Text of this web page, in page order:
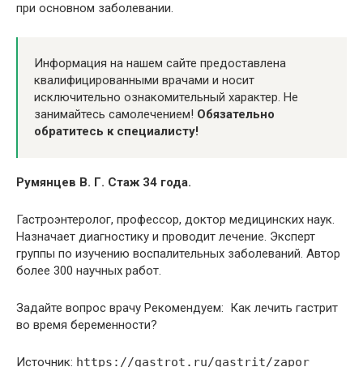
при основном заболевании.
Информация на нашем сайте предоставлена
квалифицированными врачами и носит
исключительно ознакомительный характер. Не
занимайтесь самолечением! Обязательно
обратитесь к специалисту!
Румянцев В. Г. Стаж 34 года.
Гастроэнтеролог, профессор, доктор медицинских наук.
Назначает диагностику и проводит лечение. Эксперт
группы по изучению воспалительных заболеваний. Автор
более 300 научных работ.
Задайте вопрос врачу Рекомендуем: Как лечить гастрит
во время беременности?
Источник: https://gastrot.ru/gastrit/zapor